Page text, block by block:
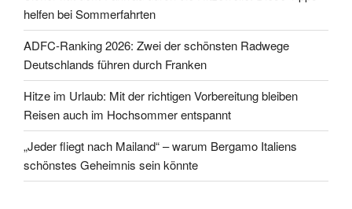
helfen bei Sommerfahrten
ADFC-Ranking 2026: Zwei der schönsten Radwege
Deutschlands führen durch Franken
Hitze im Urlaub: Mit der richtigen Vorbereitung bleiben
Reisen auch im Hochsommer entspannt
„Jeder fliegt nach Mailand“ – warum Bergamo Italiens
schönstes Geheimnis sein könnte